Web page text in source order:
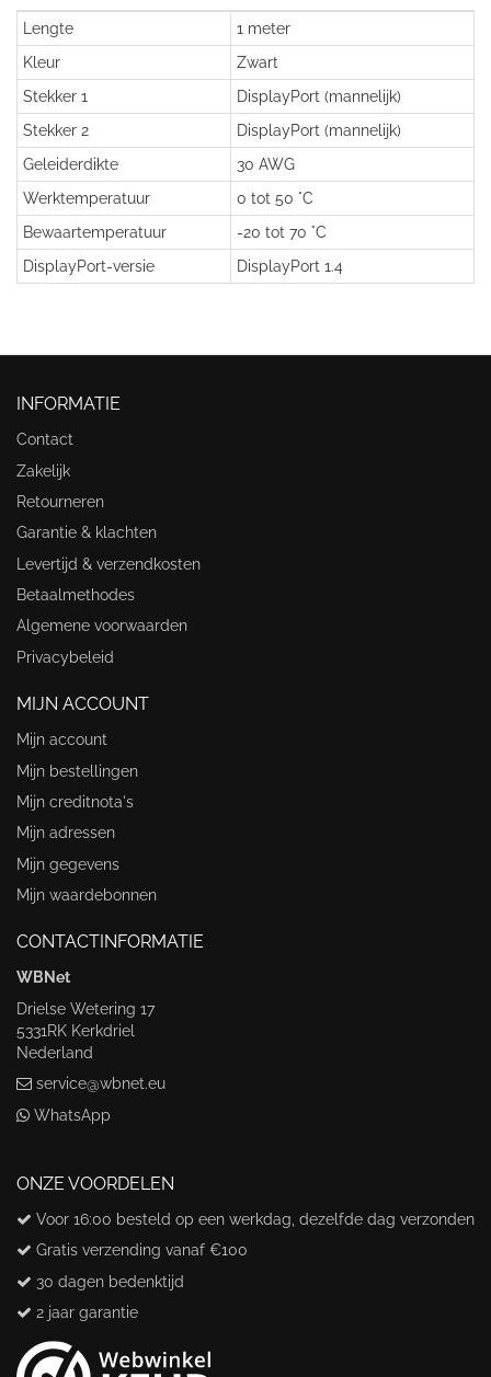
Lengte
1 meter
Kleur
Zwart
Stekker 1
DisplayPort (mannelijk)
Stekker 2
DisplayPort (mannelijk)
Geleiderdikte
30 AWG
Werktemperatuur
0 tot 50 °C
Bewaartemperatuur
-20 tot 70 °C
DisplayPort-versie
DisplayPort 1.4
INFORMATIE
Contact
Zakelijk
Retourneren
Garantie & klachten
Levertijd & verzendkosten
Betaalmethodes
Algemene voorwaarden
Privacybeleid
MIJN ACCOUNT
Mijn account
Mijn bestellingen
Mijn creditnota's
Mijn adressen
Mijn gegevens
Mijn waardebonnen
CONTACTINFORMATIE
WBNet
Drielse Wetering 17
5331RK Kerkdriel
Nederland
service@wbnet.eu
WhatsApp
ONZE VOORDELEN
Voor 16:00 besteld op een werkdag, dezelfde dag verzonden
Gratis verzending vanaf €100
30 dagen bedenktijd
2 jaar garantie